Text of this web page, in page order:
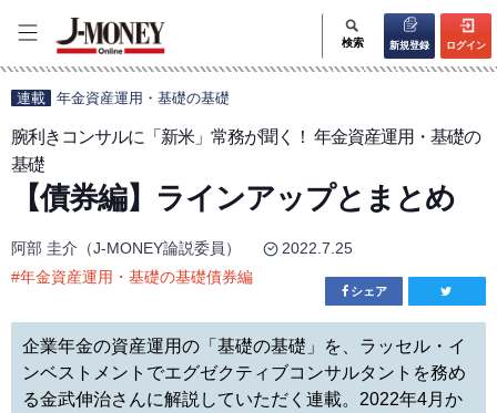
検索 新規登録 ログイン
連載 年金資産運用・基礎の基礎
腕利きコンサルに「新米」常務が聞く！ 年金資産運用・基礎の
基礎
【債券編】ラインアップとまとめ
阿部 圭介（J-MONEY論説委員）
2022.7.25
#年金資産運用・基礎の基礎債券編
シェア
企業年金の資産運用の「基礎の基礎」を、ラッセル・イ
ンベストメントでエグゼクティブコンサルタントを務め
る金武伸治さんに解説していただく連載。2022年4月か